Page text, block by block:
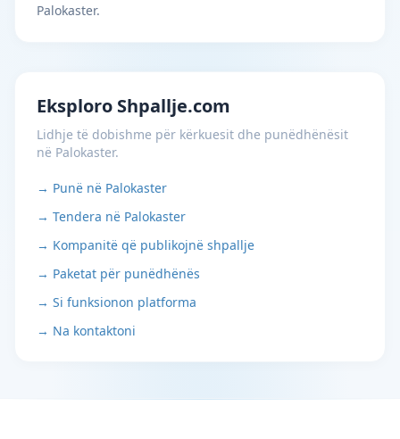
Palokaster.
Eksploro Shpallje.com
Lidhje të dobishme për kërkuesit dhe punëdhënësit
në Palokaster.
→ Punë në Palokaster
→ Tendera në Palokaster
→ Kompanitë që publikojnë shpallje
→ Paketat për punëdhënës
→ Si funksionon platforma
→ Na kontaktoni